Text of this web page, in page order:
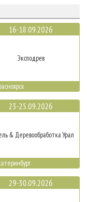
16-18.09.2026
Эксподрев
23-25.09.2026
& Деревообработка Урал
29-30.09.2026